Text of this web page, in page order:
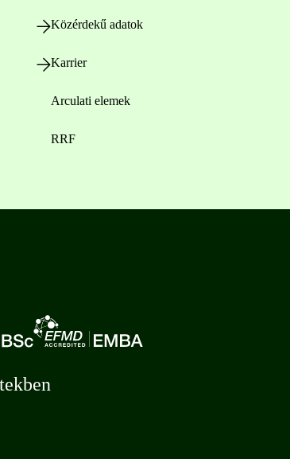
Közérdekű adatok
Karrier
Arculati elemek
RRF